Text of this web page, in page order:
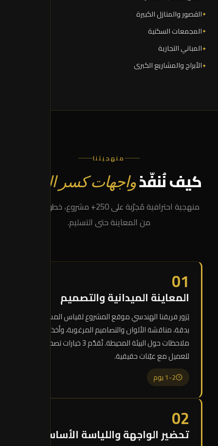
القصور والمنازل الكبيرة
المجمعات السكنية
المباني التجارية
الأبراج والمشاريع الكبرى
منهجيتنا
كيف نُنفّذواجهات كسر الرخام
منهجية احترافية مُجرّبة على 250+ مشروع، خطوة بخطوة
من المعاينة حتى التسليم.
01
المعاينة الميدانية والتصميم
يَزور فريقنا الهندسي موقع المشروع لقياس المساحات
بدقة، مناقشة الألوان والتصاميم المرغوبة، وأخذ
ملاحظات حول البيئة المحيطة. تُقدَّم 3 خيارات تصميمية
للعميل مع عيّنات حقيقية.
1-2 يوم
02
تحضير الواجهة واللياسة الأساسية